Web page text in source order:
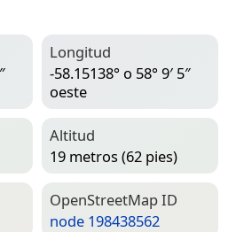
Longitud
-58.15138° o 58° 9′ 5″
oeste
Altitud
19 metros (62 pies)
Open­Street­Map ID
node 198438562